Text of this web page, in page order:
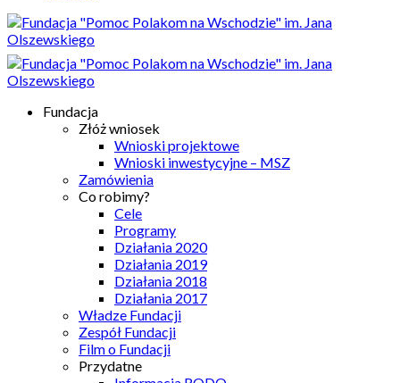
Fundacja
Złóż wniosek
Wnioski projektowe
Wnioski inwestycyjne – MSZ
Zamówienia
Co robimy?
Cele
Programy
Działania 2020
Działania 2019
Działania 2018
Działania 2017
Władze Fundacji
Zespół Fundacji
Film o Fundacji
Przydatne